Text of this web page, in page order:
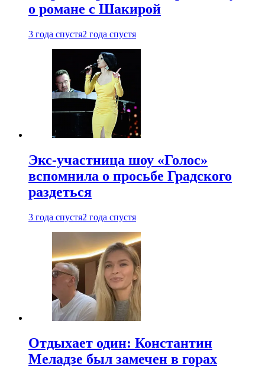
о романе с Шакирой
3 года спустя2 года спустя
Экс-участница шоу «Голос»
вспомнила о просьбе Градского
раздеться
3 года спустя2 года спустя
Отдыхает один: Константин
Меладзе был замечен в горах